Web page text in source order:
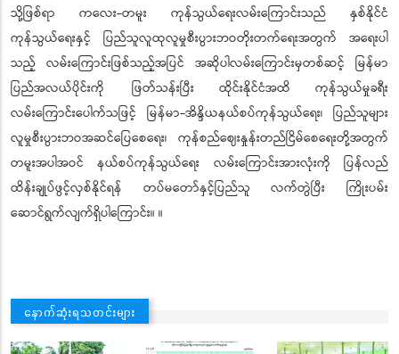
သို့ဖြစ်ရာ ကလေး-တမူး ကုန်သွယ်ရေးလမ်းကြောင်းသည် နှစ်နိုင်ငံ
ကုန်သွယ်ရေးနှင့် ပြည်သူလူထုလူမှုစီးပွားဘဝတိုးတက်ရေးအတွက် အရေးပါ
သည့် လမ်းကြောင်းဖြစ်သည့်အပြင် အဆိုပါလမ်းကြောင်းမှတစ်ဆင့် မြန်မာ
ပြည်အလယ်ပိုင်းကို ဖြတ်သန်းပြီး ထိုင်းနိုင်ငံအထိ ကုန်သွယ်မှုခရီး
လမ်းကြောင်းပေါက်သဖြင့် မြန်မာ-အိန္ဒိယနယ်စပ်ကုန်သွယ်ရေး၊ ပြည်သူများ
လူမှုစီးပွားဘဝအဆင်ပြေစေရေး၊ ကုန်စည်ဈေးနှုန်းတည်ငြိမ်စေရေးတို့အတွက်
တမူးအပါအဝင် နယ်စပ်ကုန်သွယ်ရေး လမ်းကြောင်းအားလုံးကို ပြန်လည်
ထိန်းချုပ်ဖွင့်လှစ်နိုင်ရန် တပ်မတော်နှင့်ပြည်သူ လက်တွဲပြီး ကြိုးပမ်း
ဆောင်ရွက်လျက်ရှိပါကြောင်း။ ။
နောက်ဆုံးရသတင်းများ